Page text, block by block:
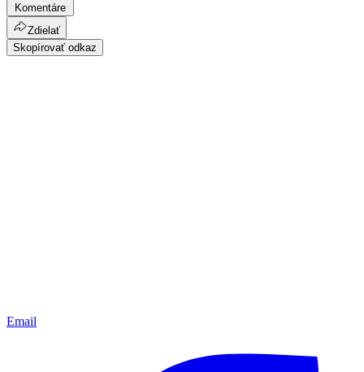
Komentáre
Zdielať
Skopírovať odkaz
Email